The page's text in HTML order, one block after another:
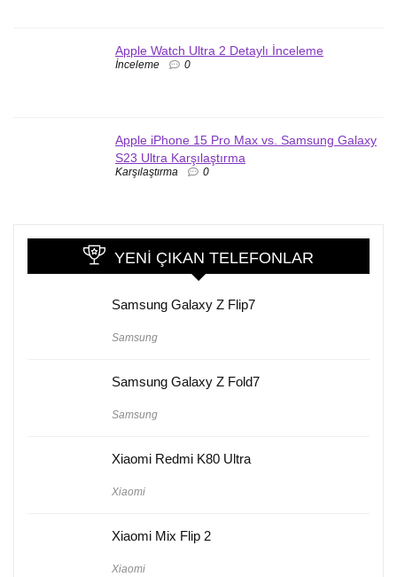
Apple Watch Ultra 2 Detaylı İnceleme
İnceleme 0
Apple iPhone 15 Pro Max vs. Samsung Galaxy
S23 Ultra Karşılaştırma
Karşılaştırma 0
YENI ÇIKAN TELEFONLAR
Samsung Galaxy Z Flip7
Samsung
Samsung Galaxy Z Fold7
Samsung
Xiaomi Redmi K80 Ultra
Xiaomi
Xiaomi Mix Flip 2
Xiaomi